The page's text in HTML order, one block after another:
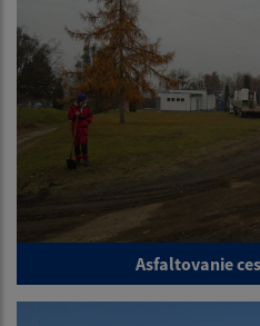
Asfaltovanie